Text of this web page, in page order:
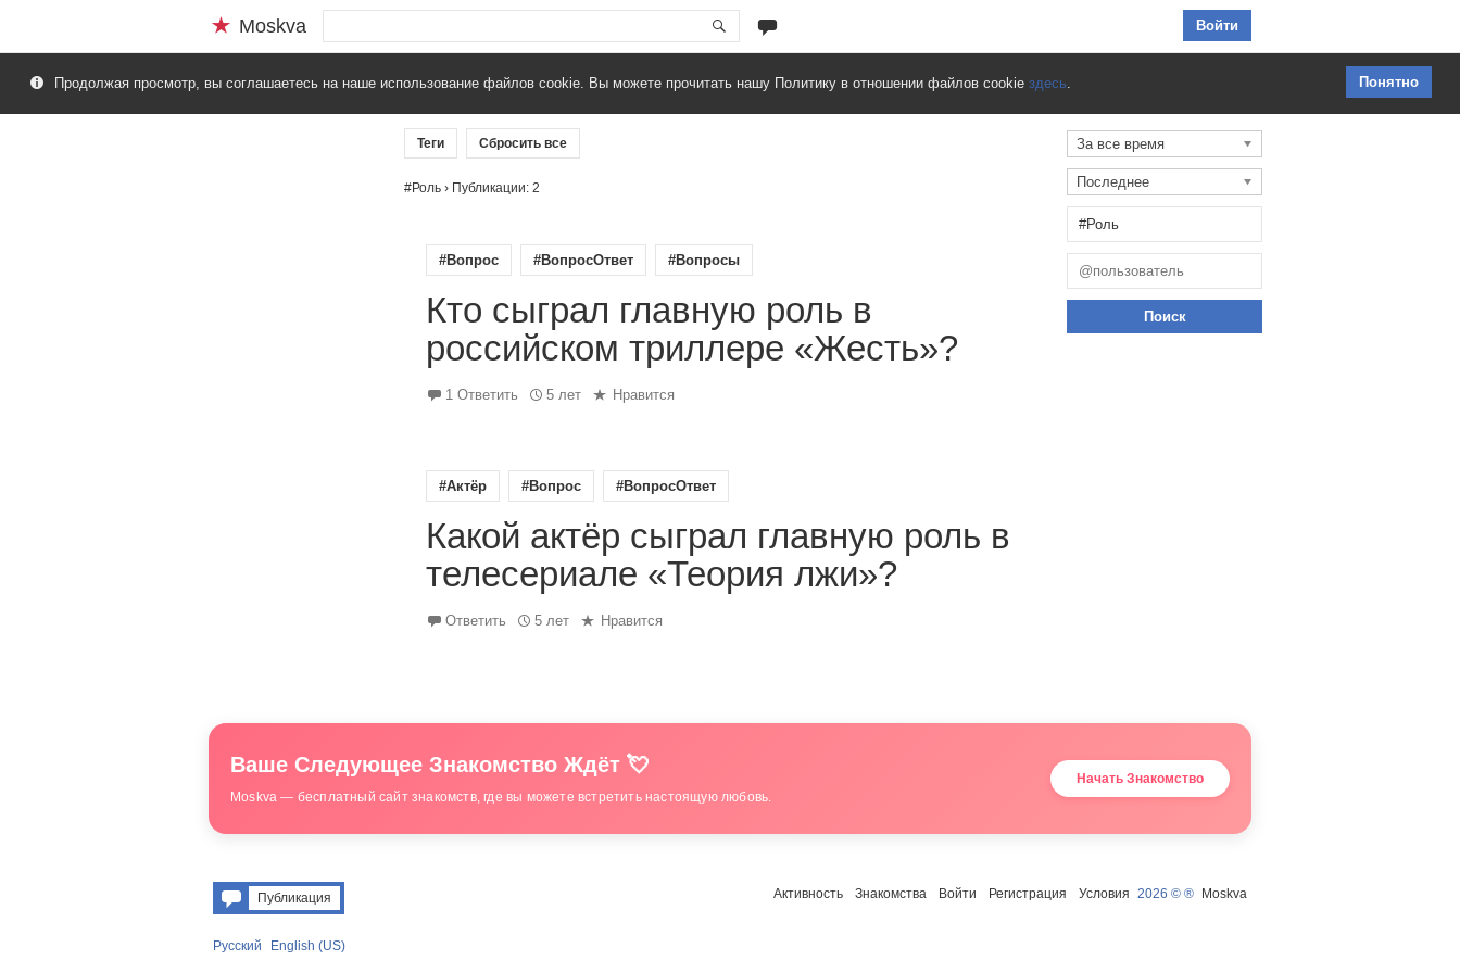
Moskva
Перейти к содержимому
Войти
Понятно
Продолжая просмотр, вы соглашаетесь на наше использование файлов cookie. Вы можете прочитать нашу Политику в отношении файлов cookie здесь.
За все время
Последнее
Теги Сбросить все
#Роль › Публикации: 2
#Вопрос #ВопросОтвет #Вопросы
Кто сыграл главную роль в
российском триллере «Жесть»?
1 Ответить 5 лет Нравится
#Актёр #Вопрос #ВопросОтвет
Какой актёр сыграл главную роль в
телесериале «Теория лжи»?
Ответить 5 лет Нравится
Ваше Следующее Знакомство Ждёт 💘
Moskva — бесплатный сайт знакомств, где вы можете встретить настоящую любовь.
Начать Знакомство
Активность Знакомства Войти Регистрация Условия 2026 © ® Moskva
Публикация
Русский English (US)